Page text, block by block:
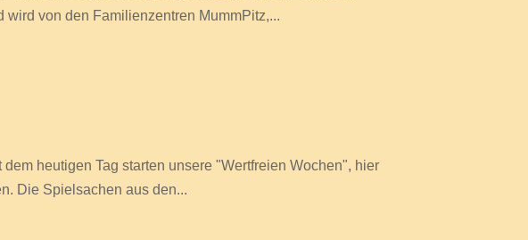
wird von den Familienzentren MummPitz,...
heutigen Tag starten unsere "Wertfreien Wochen", hier
Die Spielsachen aus den...